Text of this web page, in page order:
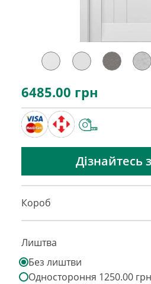
6485.00 грн
Дізнайтесь
Короб
Лиштва
Без лиштви
Одностороння 1250.00 грн